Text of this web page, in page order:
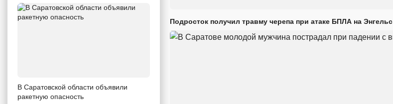
В Саратовской области объявили
ракетную опасность
Подросток получил травму черепа при атаке БПЛА на Энгельс